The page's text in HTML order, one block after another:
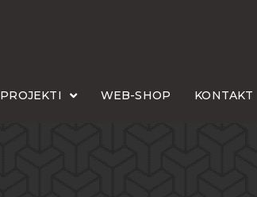
PROJEKTI WEB-SHOP KONTAKT